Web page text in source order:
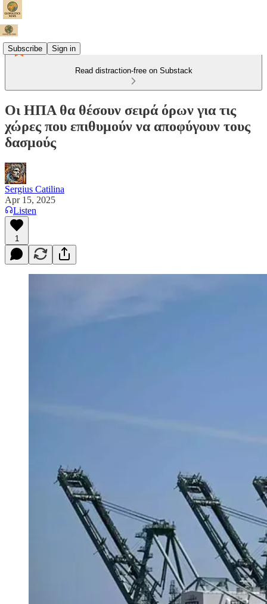
Subscribe Sign in
Read distraction-free on Substack
Οι ΗΠΑ θα θέσουν σειρά όρων για τις
χώρες που επιθυμούν να αποφύγουν τους
δασμούς
Sergius Catilina
Apr 15, 2025
Listen
1